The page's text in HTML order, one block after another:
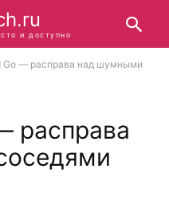
и доступно
Go — расправа над шумными
расправа